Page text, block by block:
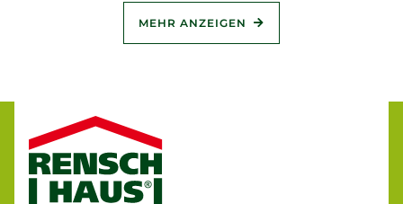
MEHR ANZEIGEN